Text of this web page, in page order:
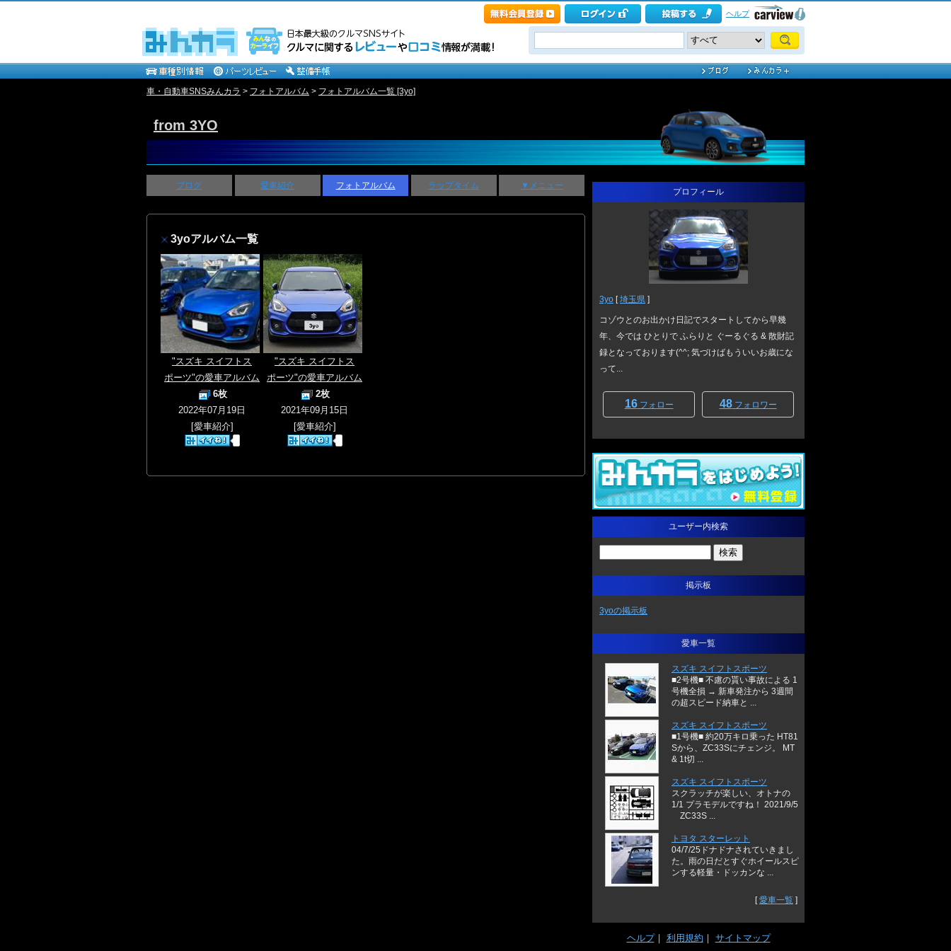
ヘルプ
車・自動車SNSみんカラ > フォトアルバム > フォトアルバム一覧 [3yo]
from 3YO
ブログ 愛車紹介 フォトアルバム ラップタイム ▼メニュー
3yoアルバム一覧
"スズキ スイフトス
ポーツ"の愛車アルバム
6枚
2022年07月19日
[愛車紹介]
"スズキ スイフトス
ポーツ"の愛車アルバム
2枚
2021年09月15日
[愛車紹介]
プロフィール
3yo [埼玉県 ]
コゾウとのお出かけ日記でスタートしてから早幾
年、今では ひとりで ふらりと ぐーるぐる & 散財記
録となっております(^^; 気づけばもういいお歳にな
って...
16フォロー 48フォロワー
ユーザー内検索
掲示板
3yoの掲示板
愛車一覧
スズキ スイフトスポーツ
■2号機■ 不慮の貰い事故による 1
号機全損 → 新車発注から 3週間
の超スピード納車と ...
スズキ スイフトスポーツ
■1号機■ 約20万キロ乗った HT81
Sから、ZC33Sにチェンジ。 MT
& 1t切 ...
スズキ スイフトスポーツ
スクラッチが楽しい、オトナの
1/1 プラモデルですね！ 2021/9/5
ZC33S ...
トヨタ スターレット
04/7/25ドナドナされていきまし
た。雨の日だとすぐホイールスピ
ンする軽量・ドッカンな ...
[愛車一覧 ]
ヘルプ｜ 利用規約 ｜ サイトマップ